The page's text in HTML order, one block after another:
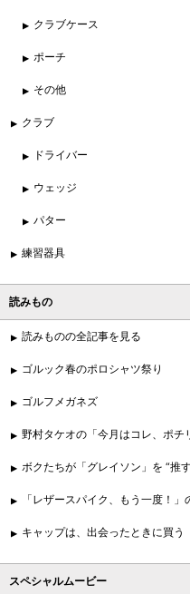
クラブケース
ポーチ
その他
クラブ
ドライバー
ウェッジ
パター
練習器具
読みもの
読みものの全記事を見る
ゴルック春のポロシャツ祭り
ゴルフメガネズ
野村タケオの「今月はコレ、ポチ
ボクたちが「グレイソン」を “推
「レザースパイク、もう一度！」
キャップは、出会ったときに買う
スペシャルムービー